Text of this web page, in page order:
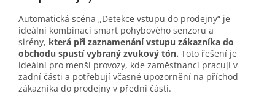
Automatická scéna „Detekce vstupu do prodejny“ je
ideální kombinací smart pohybového senzoru a
sirény, která při zaznamenání vstupu zákazníka do
obchodu spustí vybraný zvukový tón. Toto řešení je
ideální pro menší provozy, kde zaměstnanci pracují v
zadní části a potřebují včasné upozornění na příchod
zákazníka do prodejny v přední části.